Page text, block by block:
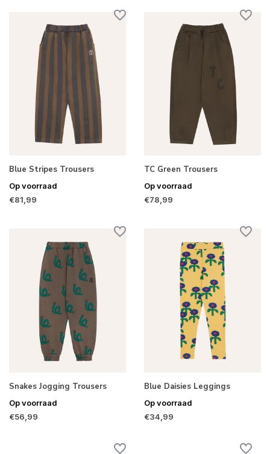
Blue Stripes Trousers
Op voorraad
€81,99
TC Green Trousers
Op voorraad
€78,99
Snakes Jogging Trousers
Op voorraad
€56,99
Blue Daisies Leggings
Op voorraad
€34,99